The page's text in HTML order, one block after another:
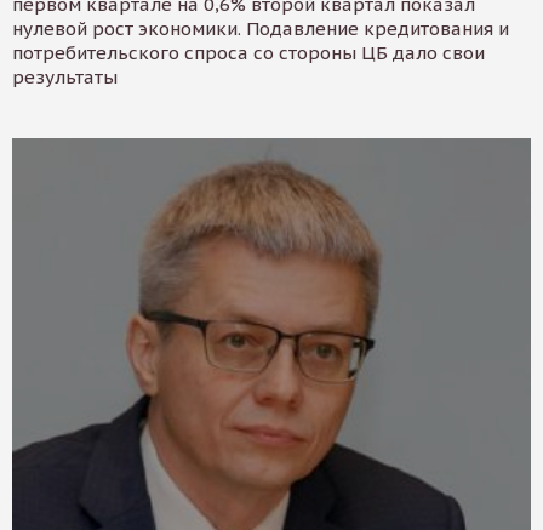
первом квартале на 0,6% второй квартал показал
нулевой рост экономики. Подавление кредитования и
потребительского спроса со стороны ЦБ дало свои
результаты